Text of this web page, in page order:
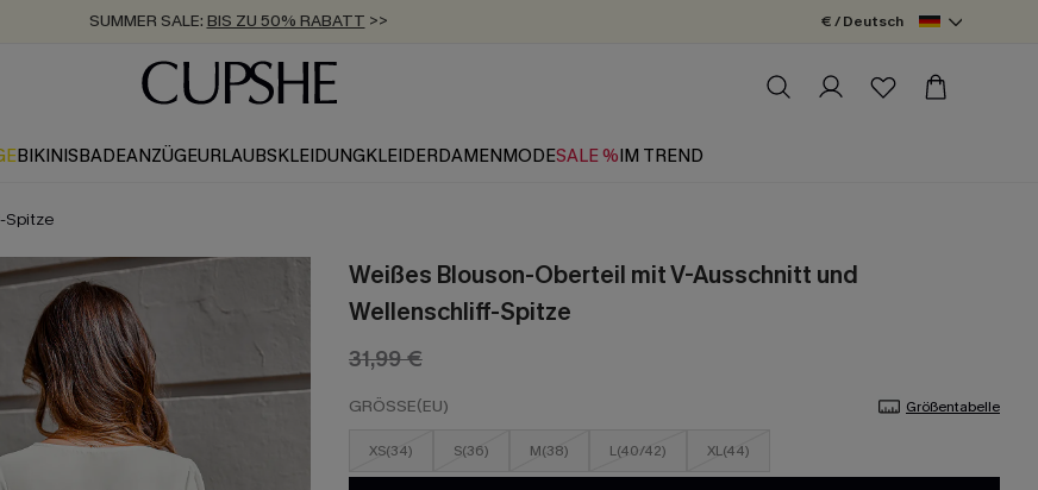
SUMMER SALE: BIS ZU 50% RABATT >>
ZUM NEWSLETTER:BIS ZU -20% EXTRA ERHALTEN
KOSTENLOSER VERSAND AB 89 €
€ / Deutsch
BIKINISBADEANZÜGEURLAUBSKLEIDUNGKLEIDERDAMENMODESALE %IM TREND
Spitze
Weißes Blouson-Oberteil mit V-Ausschnitt und
Wellenschliff-Spitze
31,99 €
GRÖSSE(EU) Größentabelle
XS(34) S(36) M(38) L(40/42) XL(44)